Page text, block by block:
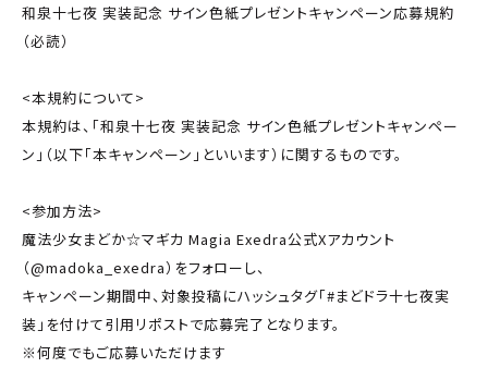
和泉十七夜 実装記念 サイン色紙プレゼントキャンペーン応募規約
（必読）
<本規約について>
本規約は、「和泉十七夜 実装記念 サイン色紙プレゼントキャンペー
ン」（以下「本キャンペーン」といいます）に関するものです。
<参加方法>
魔法少女まどか☆マギカ Magia Exedra公式Xアカウント
（@madoka_exedra）をフォローし、
キャンペーン期間中、対象投稿にハッシュタグ「#まどドラ十七夜実
装」を付けて引用リポストで応募完了となります。
※何度でもご応募いただけます